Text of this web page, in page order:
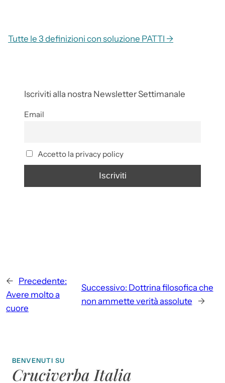
Tutte le 3 definizioni con soluzione PATTI →
Iscriviti alla nostra Newsletter Settimanale
Email
Accetto la privacy policy
← Precedente:
Avere molto a
cuore
Successivo: Dottrina filosofica che
non ammette verità assolute
→
BENVENUTI SU
Cruciverba Italia